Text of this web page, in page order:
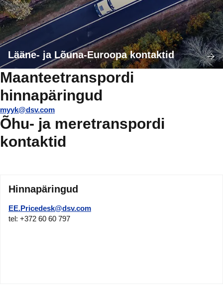
Lääne- ja Lõuna-Euroopa kontaktid
Maanteetranspordi
hinnapäringud
myyk@dsv.com
Õhu- ja meretranspordi
kontaktid
Hinnapäringud
EE.Pricedesk@dsv.com
tel: +372 60 60 797